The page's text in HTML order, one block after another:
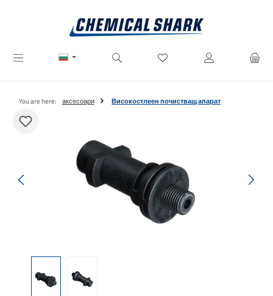
Имате 0 артикули от
You are here: аксесоари Високостлеен почистващ апарат
Пропуснете галерия с изображения